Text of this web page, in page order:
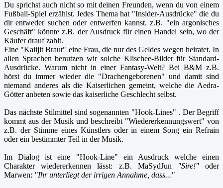
Du sprichst auch nicht so mit deinen Freunden, wenn du von einem
Fußball-Spiel erzählst. Jedes Thema hat "Insider-Ausdrücke" die du
dir entweder suchen oder entwerfen kannst. z.B. "ein argonisches
Geschäft" könnte z.B. der Ausdruck für einen Handel sein, wo der
Käufer drauf zahlt.
Eine "Kaiijit Braut" eine Frau, die nur des Geldes wegen heiratet. In
allen Sprachen benutzen wir solche Klischee-Bilder für Standard-
Ausdrücke. Warum nicht in einer Fantasy-Welt? Bei B&M z.B.
hörst du immer wieder die "Drachengeborenen" und damit sind
niemand anderes als die Kaiserlichen gemeint, welche die Aedra-
Götter anbeten sowie das kaiserliche Geschlecht selbst.
Das nächste Stilmittel sind sogenannten "Hook-Lines" . Der Begriff
kommt aus der Musik und beschreibt "Wiedererkennungswert" von
z.B. der Stimme eines Künstlers oder in einem Song ein Refrain
oder ein bestimmter Teil in der Musik.
Im Dialog ist eine "Hook-Line" ein Ausdruck welche einen
Charakter wiedererkennen lässt: z.B. MaSydJun
"Sire!"oder
Marwen: "Ihr unterliegt der irrigen Annahme, dass..."